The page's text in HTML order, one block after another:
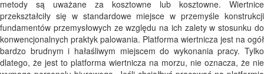
metody są uważane za kosztowne lub kosztowne. Wiertnice
przekształciły się w standardowe miejsce w przemyśle konstrukcji
fundamentów przemysłowych ze względu na ich zalety w stosunku do
konwencjonalnych praktyk palowania. Platforma wiertnicza jest na ogół
bardzo brudnym i hałaśliwym miejscem do wykonania pracy. Tylko
dlatego, że jest to platforma wiertnicza na morzu, nie oznacza, że ​​nie